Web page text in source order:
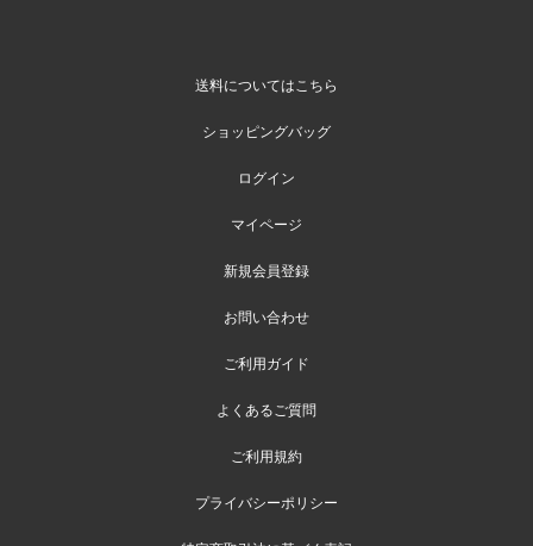
送料についてはこちら
ショッピングバッグ
ログイン
マイページ
新規会員登録
お問い合わせ
ご利用ガイド
よくあるご質問
ご利用規約
プライバシーポリシー